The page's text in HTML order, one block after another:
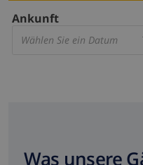
Ankunft
Wählen Sie ein Datum
Was unsere